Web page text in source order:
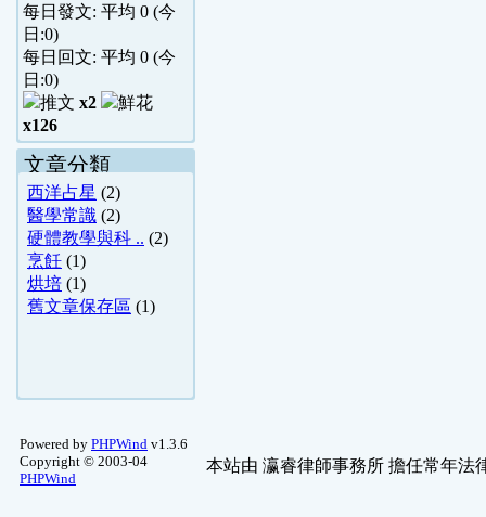
每日發文: 平均 0 (今
日:0)
每日回文: 平均 0 (今
日:0)
x2
x126
文章分類
西洋占星 (2)
醫學常識 (2)
硬體教學與科 .. (2)
烹飪 (1)
烘培 (1)
舊文章保存區 (1)
Powered by PHPWind v1.3.6
Copyright © 2003-04
PHPWind
本站由 瀛睿律師事務所 擔任常年法